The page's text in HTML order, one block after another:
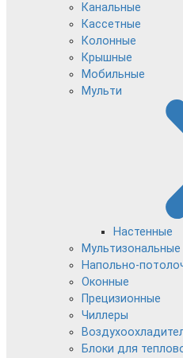
Канальные
Кассетные
Колонные
Крышные
Мобильные
Мульти
Настенные
Мультизональные
Напольно-
Оконные
Прецизионные
Чиллеры
Блоки для